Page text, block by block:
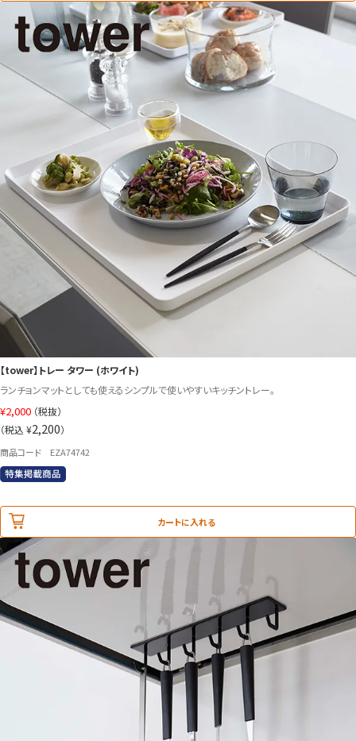
【tower】トレー タワー (ホワイト)
ランチョンマットとしても使えるシンプルで使いやすいキッチントレー。
¥2,000 （税抜）
（税込 ¥2,200）
商品コード EZA74742
カートに入れる